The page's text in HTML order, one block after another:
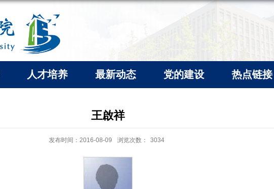
人才培养 最新动态 党的建设 热点链接
王啟祥
发布时间：2016-08-09 浏览次数： 3034